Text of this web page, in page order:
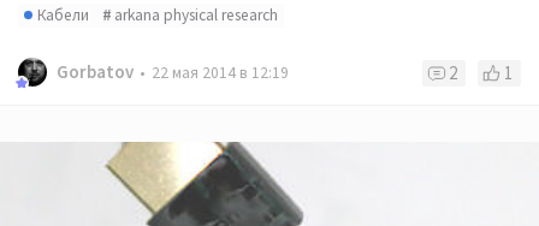
Кабели
arkana physical research
Gorbatov 22 мая 2014 в 12:19 2 1